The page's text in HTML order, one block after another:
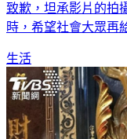
致歉，坦承影片的拍
時，希望社會大眾再
生活